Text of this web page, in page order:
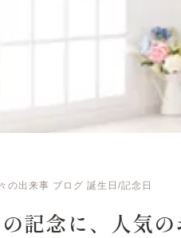
の出来事 ブログ 誕生日/記念日
記念に、人気